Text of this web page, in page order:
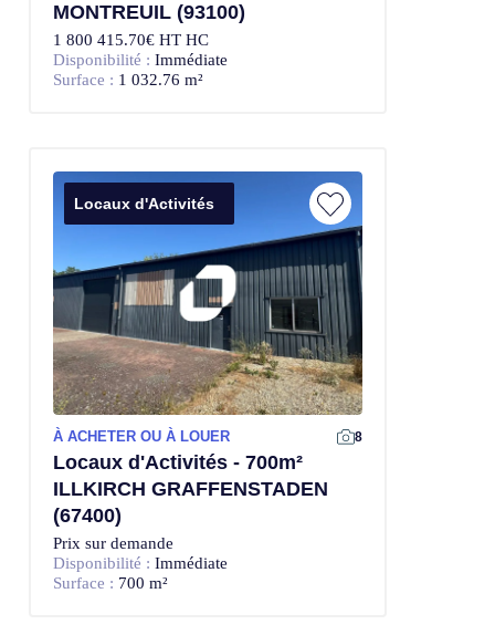
MONTREUIL (93100)
1 800 415.70€ HT HC
Disponibilité : Immédiate
Surface : 1 032.76 m²
Locaux d'Activités
À ACHETER OU À LOUER 8
Locaux d'Activités - 700m²
ILLKIRCH GRAFFENSTADEN
(67400)
Prix sur demande
Disponibilité : Immédiate
Surface : 700 m²